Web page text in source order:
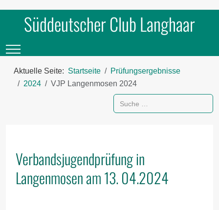
Süddeutscher Club Langhaar
Mobile Menu Toggle
Aktuelle Seite: Startseite
Prüfungsergebnisse
2024
VJP Langenmosen 2024
Suchen
Verbandsjugendprüfung in
Langenmosen am 13. 04.2024